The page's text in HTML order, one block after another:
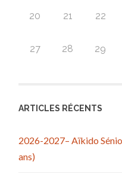
20 21 22
27 28 29
ARTICLES RÉCENTS
2026-2027– Aïkido
ans)